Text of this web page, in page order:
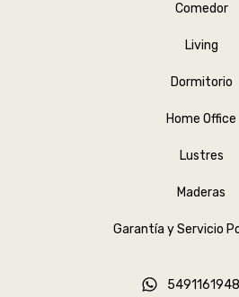
Comedor
Living
Dormitorio
Home Office
Lustres
Maderas
Garantía y Servicio